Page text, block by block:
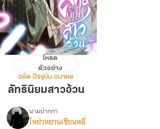
สาว
โหลด
ตัวอย่าง
อดีต ปัจจุบัน อนาคต
ลัทธินิยมสาวอ้วน
เรื่อง
นามปากกา
โหย่วหยวนเชียนหลี่